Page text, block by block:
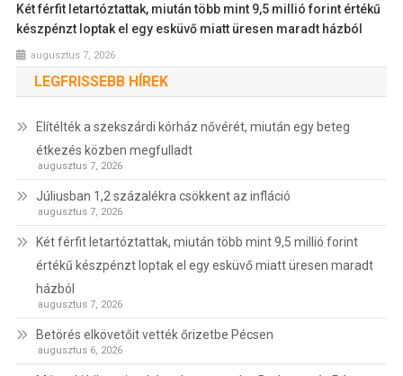
Két férfit letartóztattak, miután több mint 9,5 millió forint értékű
készpénzt loptak el egy esküvő miatt üresen maradt házból
augusztus 7, 2026
LEGFRISSEBB HÍREK
Elítélték a szekszárdi kórház nővérét, miután egy beteg
étkezés közben megfulladt
augusztus 7, 2026
Júliusban 1,2 százalékra csökkent az infláció
augusztus 7, 2026
Két férfit letartóztattak, miután több mint 9,5 millió forint
értékű készpénzt loptak el egy esküvő miatt üresen maradt
házból
augusztus 7, 2026
Betörés elkövetőit vették őrizetbe Pécsen
augusztus 6, 2026